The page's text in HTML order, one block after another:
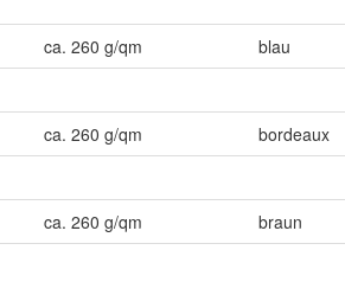
ca. 260 g/qm blau
ca. 260 g/qm bordeaux
ca. 260 g/qm braun